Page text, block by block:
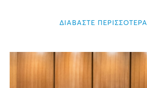
ΔΙΑΒΑΣΤΕ ΠΕΡΙΣΣΟΤΕΡΑ